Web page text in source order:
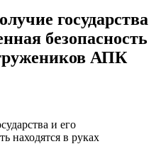
государства
безопасность
АПК